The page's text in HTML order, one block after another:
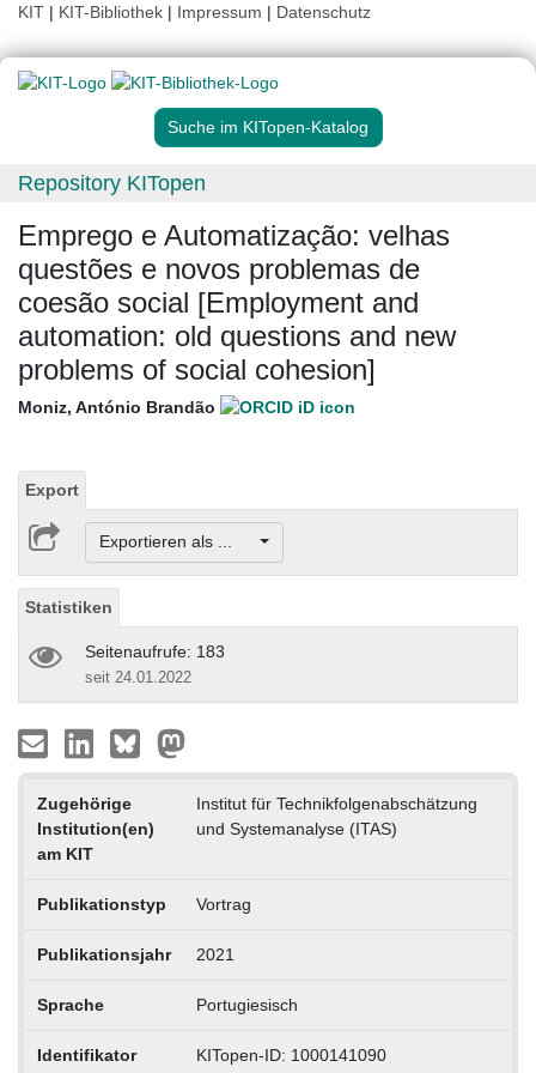
KIT | KIT-Bibliothek | Impressum | Datenschutz
Suche im KITopen-Katalog
Repository KITopen
Emprego e Automatização: velhas
questões e novos problemas de
coesão social [Employment and
automation: old questions and new
problems of social cohesion]
Moniz, António Brandão
Export
Exportieren als ...
Statistiken
Seitenaufrufe: 183
seit 24.01.2022
Zugehörige
Institution(en)
am KIT
Institut für Technikfolgenabschätzung
und Systemanalyse (ITAS)
Publikationstyp Vortrag
Publikationsjahr 2021
Sprache Portugiesisch
Identifikator KITopen-ID: 1000141090